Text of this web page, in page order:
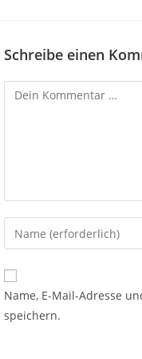
Schreibe einen
Name, E-Mail-Adresse
speichern.